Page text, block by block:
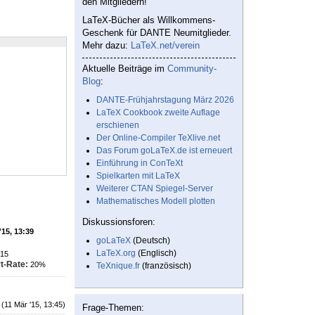
13:39
15
Rate: 20%
(11 Mär '15, 13:45)
LaTeX-Bücher als Willkommens-
Geschenk für DANTE Neumitglieder.
Mehr dazu: LaTeX.net/verein
Aktuelle Beiträge im Community-
Blog:
DANTE-Frühjahrstagung März 2026
LaTeX Cookbook zweite Auflage
erschienen
Der Online-Compiler TeXlive.net
Das Forum goLaTeX.de ist erneuert
Einführung in ConTeXt
Spielkarten mit LaTeX
Weiterer CTAN Spiegel-Server
Mathematisches Modell plotten
Diskussionsforen:
goLaTeX (Deutsch)
LaTeX.org (Englisch)
TeXnique.fr (französisch)
Frage-Themen: